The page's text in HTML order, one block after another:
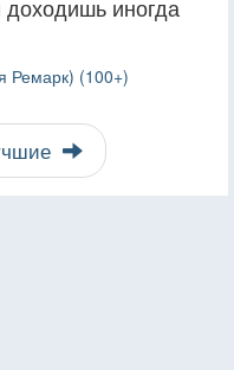
иногда
Ремарк) (100+)